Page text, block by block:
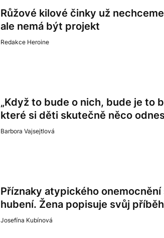
Růžové kilové činky už
ale nemá být projekt
Redakce Heroine
„Když to bude o nich, bude je to
které si děti skutečně něco
Barbora Vajsejtlová
Příznaky atypického
hubení. Žena popisuje svůj příběh
Josefína Kubínová